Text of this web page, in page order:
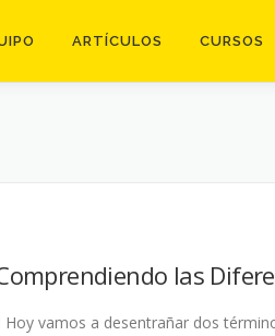
ARTÍCULOS CURSOS
las
Hoy vamos a desentrañar dos